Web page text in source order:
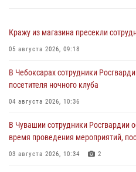
Кражу из магазина пресекли
05 августа 2026, 09:18
В Чебоксарах сотрудники
посетителя ночного клуба
04 августа 2026, 10:36
В Чувашии сотрудники Росгвардии
время проведения мероприятий,
03 августа 2026, 10:34 2